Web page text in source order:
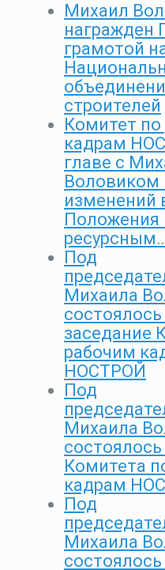
Михаил
награжден
грамотой
строителей
Комитет
кадрам
главе с
Воловиком
изменений
Положения
Под
Михаила
заседание
рабочим
НОСТРОЙ
Под
Михаила
Комитета
кадрам
Под
Михаила